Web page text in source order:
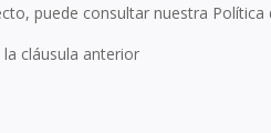
puede consultar nuestra Política
cláusula anterior